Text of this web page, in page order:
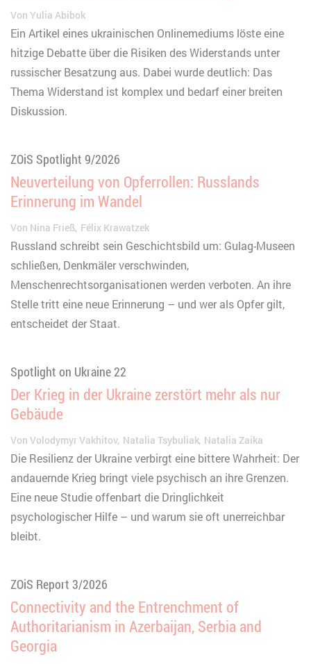
Von Yulia Abibok
Ein Artikel eines ukrainischen Onlinemediums löste eine
hitzige Debatte über die Risiken des Widerstands unter
russischer Besatzung aus. Dabei wurde deutlich: Das
Thema Widerstand ist komplex und bedarf einer breiten
Diskussion.
ZOiS Spotlight 9/2026
Neuverteilung von Opferrollen: Russlands
Erinnerung im Wandel
Von Nina Frieß Félix Krawatzek
Russland schreibt sein Geschichtsbild um: Gulag-Museen
schließen, Denkmäler verschwinden,
Menschenrechtsorganisationen werden verboten. An ihre
Stelle tritt eine neue Erinnerung – und wer als Opfer gilt,
entscheidet der Staat.
Spotlight on Ukraine 22
Der Krieg in der Ukraine zerstört mehr als nur
Gebäude
Von Volodymyr Vakhitov Natalia Tsybuliak Natalia Zaika
Die Resilienz der Ukraine verbirgt eine bittere Wahrheit: Der
andauernde Krieg bringt viele psychisch an ihre Grenzen.
Eine neue Studie offenbart die Dringlichkeit
psychologischer Hilfe – und warum sie oft unerreichbar
bleibt.
ZOiS Report 3/2026
Connectivity and the Entrenchment of
Authoritarianism in Azerbaijan, Serbia and
Georgia